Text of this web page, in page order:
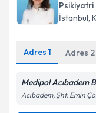
Psikiyatri
İstanbul,
Adres 1 Adres 2
Medipol Acıbadem
Acıbadem, Şht. Emin